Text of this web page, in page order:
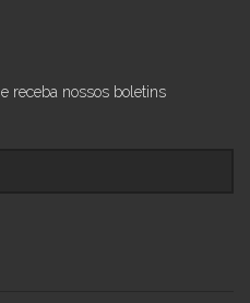
e receba nossos boletins